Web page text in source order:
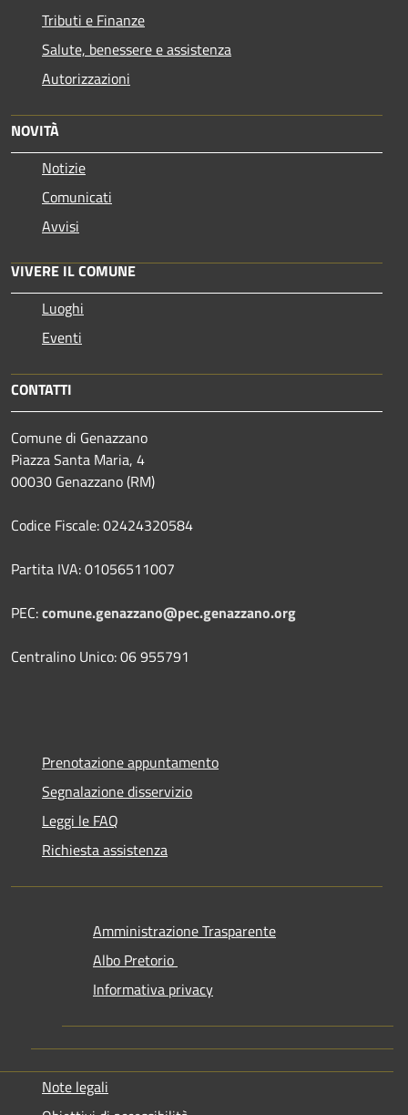
Tributi e Finanze
Salute, benessere e assistenza
Autorizzazioni
NOVITÀ
Notizie
Comunicati
Avvisi
VIVERE IL COMUNE
Luoghi
Eventi
CONTATTI
Comune di Genazzano
Piazza Santa Maria, 4
00030 Genazzano (RM)
Codice Fiscale: 02424320584
Partita IVA: 01056511007
PEC:comune.genazzano@pec.genazzano.org
Centralino Unico: 06 955791
Prenotazione appuntamento
Segnalazione disservizio
Leggi le FAQ
Richiesta assistenza
Amministrazione Trasparente
Albo Pretorio
Informativa privacy
Note legali